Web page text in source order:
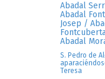
Abadal
Abadal
Josep /
Abadal
S. Pedro de
Teresa